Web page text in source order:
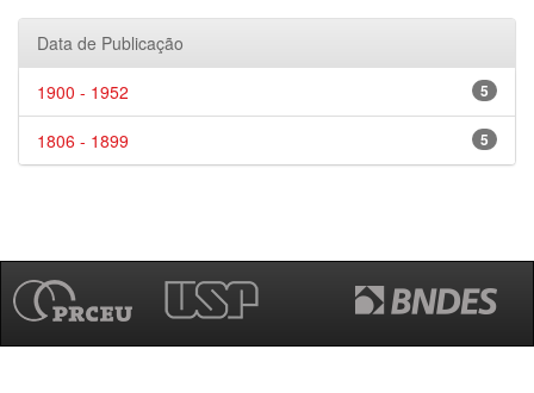
Data de Publicação
5
1900 - 1952
5
1806 - 1899